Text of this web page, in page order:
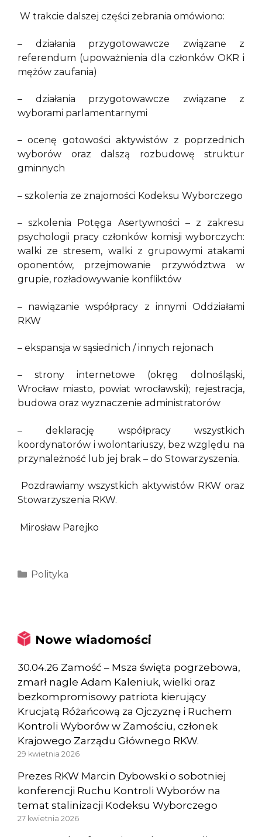
W trakcie dalszej części zebrania omówiono:
– działania przygotowawcze związane z
referendum (upoważnienia dla członków OKR i
mężów zaufania)
– działania przygotowawcze związane z
wyborami parlamentarnymi
– ocenę gotowości aktywistów z poprzednich
wyborów oraz dalszą rozbudowę struktur
gminnych
– szkolenia ze znajomości Kodeksu Wyborczego
– szkolenia Potęga Asertywności – z zakresu
psychologii pracy członków komisji wyborczych:
walki ze stresem, walki z grupowymi atakami
oponentów, przejmowanie przywództwa w
grupie, rozładowywanie konfliktów
– nawiązanie współpracy z innymi Oddziałami
RKW
– ekspansja w sąsiednich / innych rejonach
– strony internetowe (okręg dolnośląski,
Wrocław miasto, powiat wrocławski); rejestracja,
budowa oraz wyznaczenie administratorów
– deklarację współpracy wszystkich
koordynatorów i wolontariuszy, bez względu na
przynależność lub jej brak – do Stowarzyszenia.
Pozdrawiamy wszystkich aktywistów RKW oraz
Stowarzyszenia RKW.
Mirosław Parejko
Kategorie
Polityka
Nowe wiadomości
30.04.26 Zamość – Msza święta pogrzebowa,
zmarł nagle Adam Kaleniuk, wielki oraz
bezkompromisowy patriota kierujący
Krucjatą Różańcową za Ojczyznę i Ruchem
Kontroli Wyborów w Zamościu, członek
Krajowego Zarządu Głównego RKW.
29 kwietnia 2026
Prezes RKW Marcin Dybowski o sobotniej
konferencji Ruchu Kontroli Wyborów na
temat stalinizacji Kodeksu Wyborczego
27 kwietnia 2026